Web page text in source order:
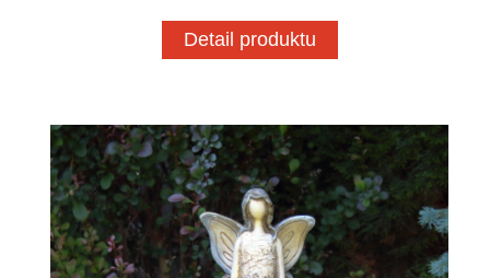
Detail produktu